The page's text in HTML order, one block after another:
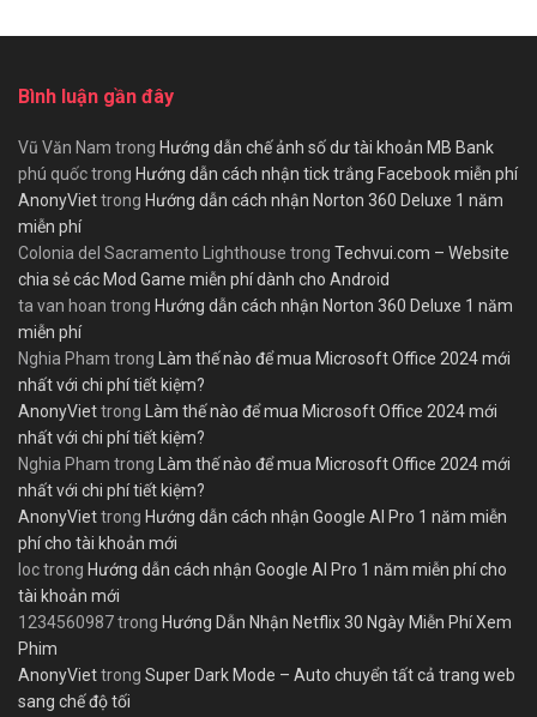
Bình luận gần đây
Vũ Văn Nam trong Hướng dẫn chế ảnh số dư tài khoản MB Bank
phú quốctrong Hướng dẫn cách nhận tick trắng Facebook miễn phí
AnonyViettrong Hướng dẫn cách nhận Norton 360 Deluxe 1 năm
miễn phí
Colonia del Sacramento Lighthouse trong Techvui.com – Website
chia sẻ các Mod Game miễn phí dành cho Android
ta van hoan trong Hướng dẫn cách nhận Norton 360 Deluxe 1 năm
miễn phí
Nghia Pham trong Làm thế nào để mua Microsoft Office 2024 mới
nhất với chi phí tiết kiệm?
AnonyViettrong Làm thế nào để mua Microsoft Office 2024 mới
nhất với chi phí tiết kiệm?
Nghia Pham trong Làm thế nào để mua Microsoft Office 2024 mới
nhất với chi phí tiết kiệm?
AnonyViettrong Hướng dẫn cách nhận Google AI Pro 1 năm miễn
phí cho tài khoản mới
loctrong Hướng dẫn cách nhận Google AI Pro 1 năm miễn phí cho
tài khoản mới
1234560987trong Hướng Dẫn Nhận Netflix 30 Ngày Miễn Phí Xem
Phim
AnonyViettrong Super Dark Mode – Auto chuyển tất cả trang web
sang chế độ tối